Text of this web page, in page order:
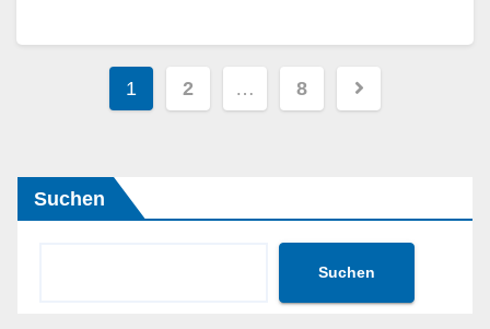
WeiterlesenSeitennummerierung
der
1 2 … 8
Suchen
Suchen